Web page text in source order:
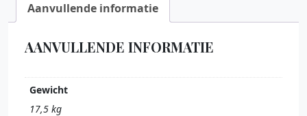
Aanvullende informatie
AANVULLENDE INFORMATIE
Gewicht
17,5 kg